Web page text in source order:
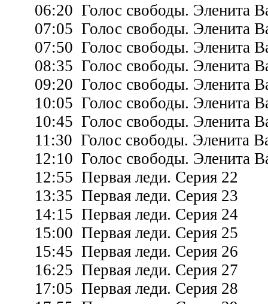
06:20 Голос свободы. Эленита
07:05 Голос свободы. Эленита
07:50 Голос свободы. Эленита
08:35 Голос свободы. Эленита
09:20 Голос свободы. Эленита
10:05 Голос свободы. Эленита
10:45 Голос свободы. Эленита
11:30 Голос свободы. Эленита
12:10 Голос свободы. Эленита
12:55 Первая леди. Серия 22
13:35 Первая леди. Серия 23
14:15 Первая леди. Серия 24
15:00 Первая леди. Серия 25
15:45 Первая леди. Серия 26
16:25 Первая леди. Серия 27
17:05 Первая леди. Серия 28